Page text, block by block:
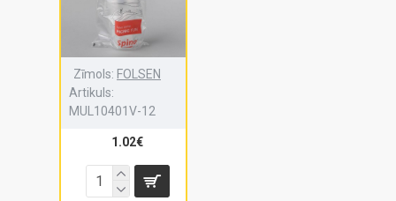
Zīmols: FOLSEN
Artikuls:
MUL10401V-12
1.02€